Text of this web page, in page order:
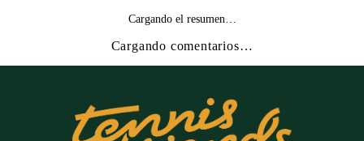
Cargando el resumen…
Cargando comentarios…